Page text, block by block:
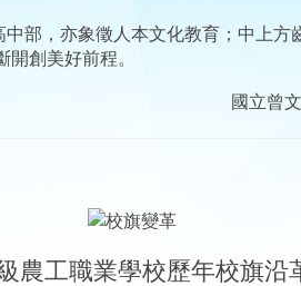
中部，亦象徵人本文化教育；中上方
創美好前程。
國立曾
業學校歷年校旗沿